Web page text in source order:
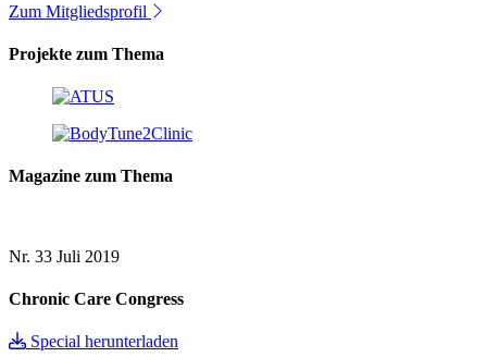
Zum Mitgliedsprofil
Projekte zum Thema
Magazine zum Thema
Nr. 33 Juli 2019
Chronic Care Congress
Special herunterladen